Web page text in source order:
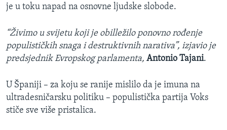
je u toku napad na osnovne ljudske slobode.
“Živimo u svijetu koji je obilležilo ponovno rođenje
populističkih snaga i destruktivnih narativa”, izjavio je
predsjednik Evropskog parlamenta, Antonio Tajani.
U Španiji – za koju se ranije mislilo da je imuna na
ultradesničarsku politiku – populistička partija Voks
stiče sve više pristalica.